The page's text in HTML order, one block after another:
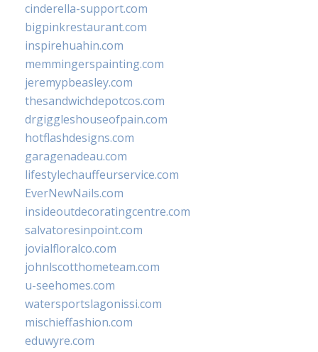
cinderella-support.com
bigpinkrestaurant.com
inspirehuahin.com
memmingerspainting.com
jeremypbeasley.com
thesandwichdepotcos.com
drgiggleshouseofpain.com
hotflashdesigns.com
garagenadeau.com
lifestylechauffeurservice.com
EverNewNails.com
insideoutdecoratingcentre.com
salvatoresinpoint.com
jovialfloralco.com
johnlscotthometeam.com
u-seehomes.com
watersportslagonissi.com
mischieffashion.com
eduwyre.com